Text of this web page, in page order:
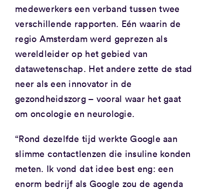
medewerkers een verband tussen twee
verschillende rapporten. Eén waarin de
regio Amsterdam werd geprezen als
wereldleider op het gebied van
datawetenschap. Het andere zette de stad
neer als een innovator in de
gezondheidszorg – vooral waar het gaat
om oncologie en neurologie.
“Rond dezelfde tijd werkte Google aan
slimme contactlenzen die insuline konden
meten. Ik vond dat idee best eng: een
enorm bedrijf als Google zou de agenda